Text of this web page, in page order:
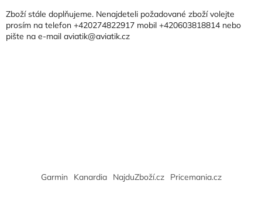
aZboží stále doplňujeme. Nenajdeteli požadované zboží volejte
prosím na telefon +420274822917 mobil +420603818814 nebo
pište na e-mail aviatik@aviatik.cz
Garmin Kanardia NajduZboží.cz Pricemania.cz